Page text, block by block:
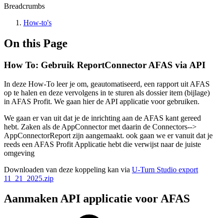
Breadcrumbs
How-to's
On this Page
How To: Gebruik ReportConnector AFAS via API
In deze How-To leer je om, geautomatiseerd, een rapport uit AFAS
op te halen en deze vervolgens in te sturen als dossier item (bijlage)
in AFAS Profit. We gaan hier de API applicatie voor gebruiken.
We gaan er van uit dat je de inrichting aan de AFAS kant gereed
hebt. Zaken als de AppConnector met daarin de Connectors-->
AppConnectorReport zijn aangemaakt. ook gaan we er vanuit dat je
reeds een AFAS Profit Applicatie hebt die verwijst naar de juiste
omgeving
Downloaden van deze koppeling kan via U-Turn Studio export
11_21_2025.zip
Aanmaken API applicatie voor AFAS